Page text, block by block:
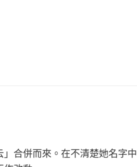
合併而來。在不清楚她名字中